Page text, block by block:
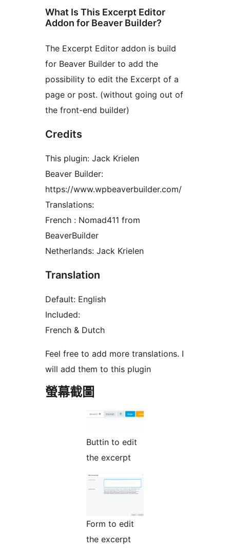
What Is This Excerpt Editor
Addon for Beaver Builder?
The Excerpt Editor addon is build
for Beaver Builder to add the
possibility to edit the Excerpt of a
page or post. (without going out of
the front-end builder)
Credits
This plugin: Jack Krielen
Beaver Builder:
https://www.wpbeaverbuilder.com/
Translations:
French : Nomad411 from
BeaverBuilder
Netherlands: Jack Krielen
Translation
Default: English
Included:
French & Dutch
Feel free to add more translations. I
will add them to this plugin
螢幕截圖
Buttin to edit
the excerpt
Form to edit
the excerpt